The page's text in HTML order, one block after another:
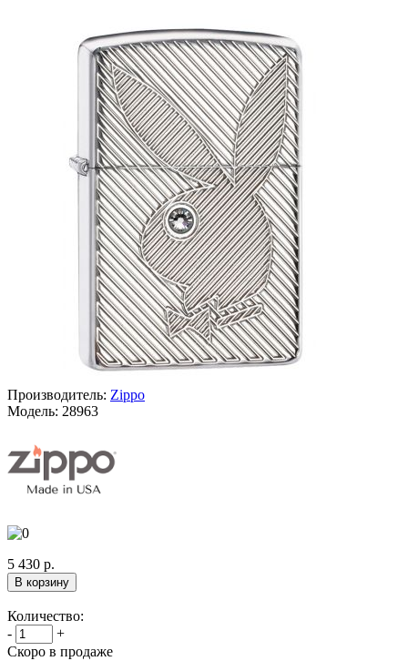
Производитель: Zippo
Модель: 28963
5 430 р.
Количество:
-
+
Скоро в продаже